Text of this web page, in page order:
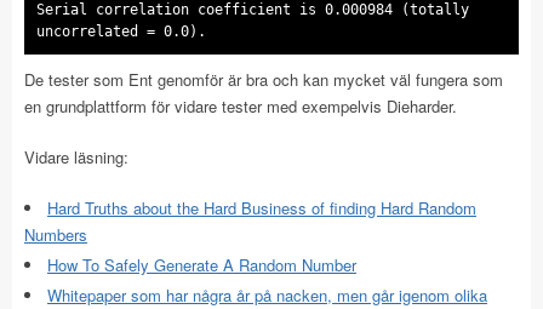
Serial correlation coefficient is 0.000984 (totally
De tester som Ent genomför är bra och kan mycket väl fungera som
en grundplattform för vidare tester med exempelvis Dieharder.
Vidare läsning:
Hard Truths about the Hard Business of finding Hard Random
Numbers
How To Safely Generate A Random Number
Whitepaper som har några år på nacken, men går igenom olika